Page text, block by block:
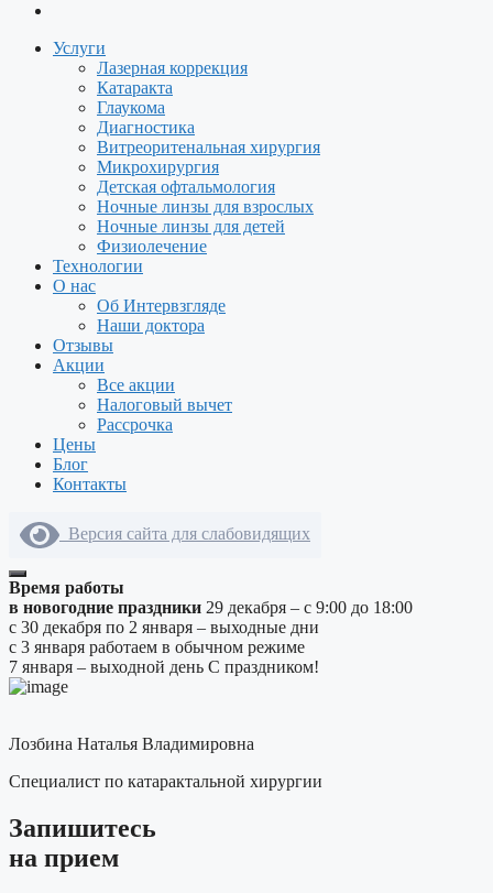
Услуги
Лазерная коррекция
Катаракта
Глаукома
Диагностика
Витреоритенальная хирургия
Микрохирургия
Детская офтальмология
Ночные линзы для взрослых
Ночные линзы для детей
Физиолечение
Технологии
О нас
Об Интервзгляде
Наши доктора
Отзывы
Акции
Все акции
Налоговый вычет
Рассрочка
Цены
Блог
Контакты
Версия сайта для слабовидящих
Время работы
в новогодние праздники 29 декабря – с 9:00 до 18:00
с 30 декабря по 2 января – выходные дни
с 3 января работаем в обычном режиме
7 января – выходной день С праздником!
Лозбина Наталья Владимировна
Специалист по катарактальной хирургии
Запишитесь
на прием